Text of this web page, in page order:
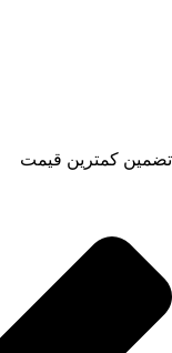
تضمین کمترین قیمت